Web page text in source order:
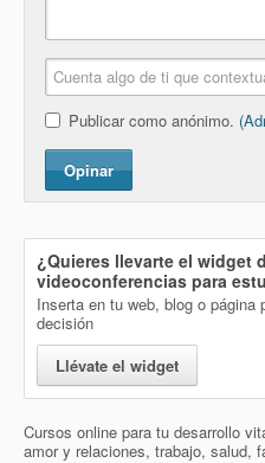
Publicar como anónimo.
Opinar
¿Quieres llevarte el widget
videoconferencias para
Inserta en tu web, blog o página
decisión
Llévate el widget
Cursos online para tu desarrollo
amor y relaciones, trabajo, salud,